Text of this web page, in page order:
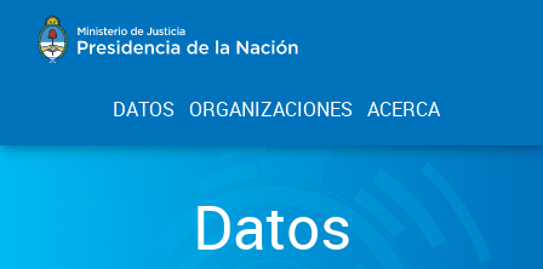
DATOS ORGANIZACIONES ACERCA
Datos